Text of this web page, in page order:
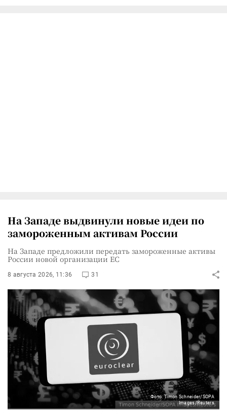
На Западе выдвинули новые идеи по
замороженным активам России
На Западе предложили передать замороженные активы
России новой организации ЕС
8 августа 2026, 11:36 31
Фото: Timon Schneider/SOPA
Images/Reuters